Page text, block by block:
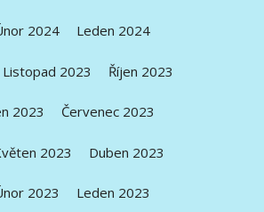
2024 Leden 2024
Listopad 2023 Říjen 2023
2023 Červenec 2023
2023 Duben 2023
2023 Leden 2023